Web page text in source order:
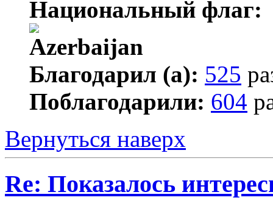
Национальный флаг:
Благодарил (а): 525
Поблагодарили: 604
Вернуться наверх
Re: Показалось